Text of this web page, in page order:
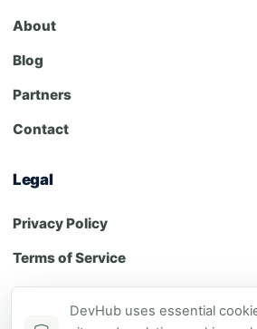
About
Blog
Partners
Contact
Legal
Privacy Policy
Terms of Service
Cookie Policy
DevHub uses essential